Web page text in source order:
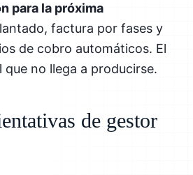
para la próxima
factura por fases y
de cobro automáticos. El
que no llega a producirse.
de gestor